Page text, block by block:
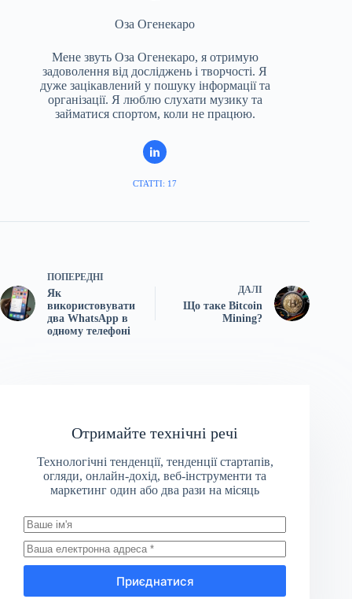
Оза Огенекаро
Мене звуть Оза Огенекаро, я отримую
задоволення від досліджень і творчості. Я
дуже зацікавлений у пошуку інформації та
організації. Я люблю слухати музику та
займатися спортом, коли не працюю.
СТАТТІ: 17
ПОПЕРЕДНІ
Як
використовувати
два WhatsApp в
одному телефоні
ДАЛІ
Що таке Bitcoin
Mining?
Отримайте технічні речі
Технологічні тенденції, тенденції стартапів,
огляди, онлайн-дохід, веб-інструменти та
маркетинг один або два рази на місяць
Приєднатися